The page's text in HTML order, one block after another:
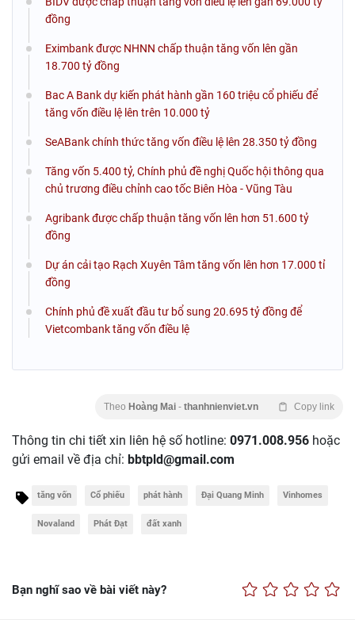
đồng
Eximbank được NHNN chấp thuận tăng vốn lên gần
18.700 tỷ đồng
Bac A Bank dự kiến phát hành gần 160 triệu cổ phiếu để
tăng vốn điều lệ lên trên 10.000 tỷ
SeABank chính thức tăng vốn điều lệ lên 28.350 tỷ đồng
Tăng vốn 5.400 tỷ, Chính phủ đề nghị Quốc hội thông qua
chủ trương điều chỉnh cao tốc Biên Hòa - Vũng Tàu
Agribank được chấp thuận tăng vốn lên hơn 51.600 tỷ
đồng
Dự án cải tạo Rạch Xuyên Tâm tăng vốn lên hơn 17.000 tỉ
đồng
Chính phủ đề xuất đầu tư bổ sung 20.695 tỷ đồng để
Vietcombank tăng vốn điều lệ
Theo Hoàng Mai - thanhnienviet.vn Copy link
Thông tin chi tiết xin liên hệ số hotline: 0971.008.956 hoặc
gửi email về địa chỉ: bbtpld@gmail.com
tăng vốn Cổ phiếu phát hành Đại Quang Minh Vinhomes
Novaland Phát Đạt đất xanh
Bạn nghĩ sao về bài viết này?